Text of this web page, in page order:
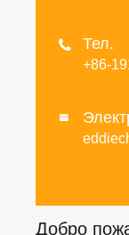
 Тел.
+86-

Добро